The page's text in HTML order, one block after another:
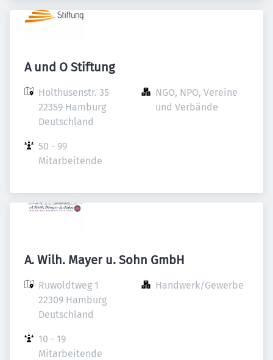
A und O Stiftung
Holthusenstr. 35
22359 Hamburg
Deutschland
NGO, NPO, Vereine
und Verbände
50 - 99
Mitarbeitende
A. Wilh. Mayer u. Sohn GmbH
Ruwoldtweg 1
22309 Hamburg
Deutschland
Handwerk/Gewerbe
10 - 19
Mitarbeitende